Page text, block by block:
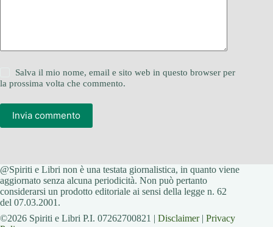
Salva il mio nome, email e sito web in questo browser per
la prossima volta che commento.
Invia commento
@Spiriti e Libri non è una testata giornalistica, in quanto viene
aggiornato senza alcuna periodicità. Non può pertanto
considerarsi un prodotto editoriale ai sensi della legge n. 62
del 07.03.2001.
©2026 Spiriti e Libri P.I. 07262700821 | Disclaimer| Privacy